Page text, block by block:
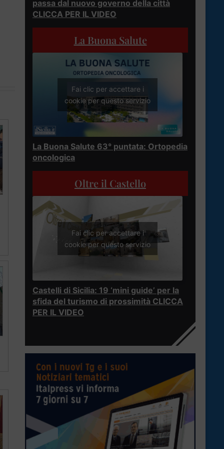
passa dal nuovo governo della città
CLICCA PER IL VIDEO
La Buona Salute
Fai clic per accettare i
cookie per questo servizio
La Buona Salute 63° puntata: Ortopedia
oncologica
Oltre il Castello
Fai clic per accettare i
cookie per questo servizio
Castelli di Sicilia: 19 ‘mini guide’ per la
sfida del turismo di prossimità CLICCA
PER IL VIDEO